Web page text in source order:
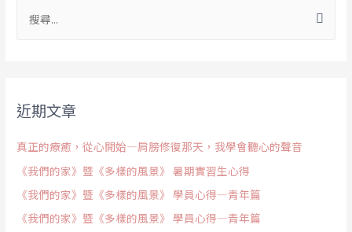
近期文章
真正的療癒，從心開始—肩膀修復那天，我學會聽心的聲音
《我們的家》暨《多樣的風景》 暑期實習生心得
《我們的家》暨《多樣的風景》 學員心得—青年篇
《我們的家》暨《多樣的風景》 學員心得—青年篇